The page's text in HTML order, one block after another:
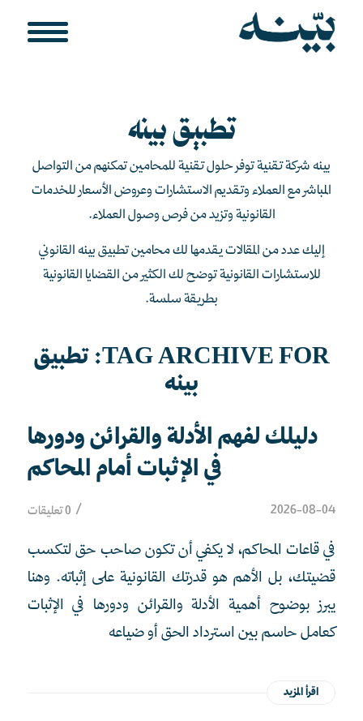
تطبيق بينه
بينه شركة تقنية توفر حلول تقنية للمحامين تمكنهم من التواصل
المباشر مع العملاء وتقديم الاستشارات وعروض الأسعار للخدمات
القانونية وتزيد من فرص وصول العملاء.
إليك عدد من المقالات يقدمها لك محامين تطبيق بينه القانوني
للاستشارات القانونية توضح لك الكثير من القضايا القانونية
بطريقة سلسة.
TAG ARCHIVE FOR: تطبيق
بينه
دليلك لفهم الأدلة والقرائن ودورها
في الإثبات أمام المحاكم
2026-08-04
/ 0 تعليقات
في قاعات المحاكم، لا يكفي أن تكون صاحب حق لتكسب
قضيتك، بل الأهم هو قدرتك القانونية على إثباته. وهنا
يبرز بوضوح أهمية الأدلة والقرائن ودورها في الإثبات
كعامل حاسم بين استرداد الحق أو ضياعه
اقرأ المزيد